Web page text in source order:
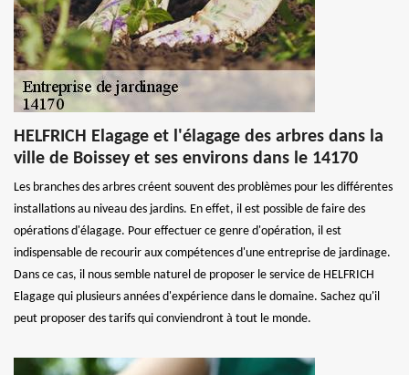
HELFRICH Elagage et l'élagage des arbres dans la
ville de Boissey et ses environs dans le 14170
Les branches des arbres créent souvent des problèmes pour les différentes
installations au niveau des jardins. En effet, il est possible de faire des
opérations d'élagage. Pour effectuer ce genre d'opération, il est
indispensable de recourir aux compétences d'une entreprise de jardinage.
Dans ce cas, il nous semble naturel de proposer le service de HELFRICH
Elagage qui plusieurs années d'expérience dans le domaine. Sachez qu'il
peut proposer des tarifs qui conviendront à tout le monde.